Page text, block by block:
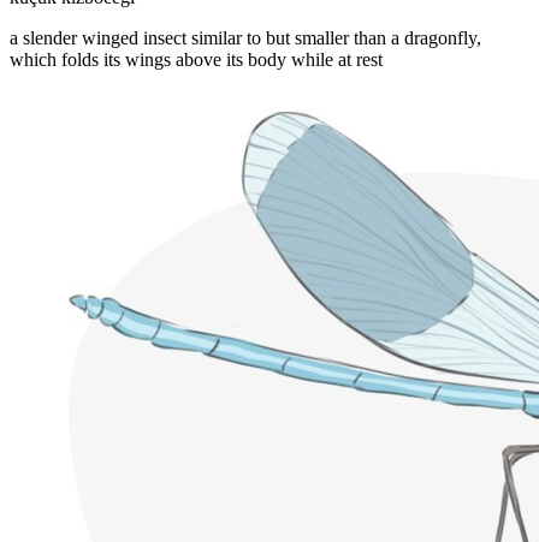
a slender winged insect similar to but smaller than a dragonfly,
which folds its wings above its body while at rest